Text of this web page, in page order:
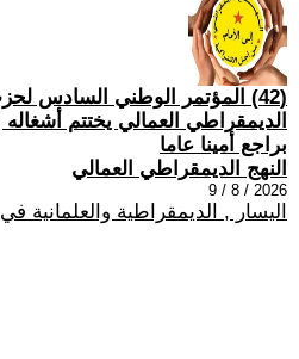
(42) المؤتمر الوطني السادس
الديمقراطي العمالي يختتم أشغاله
براجع أمينا عاما
النهج الديمقراطي العمالي
2026 / 8 / 9
اليسار , الديمقراطية والعلمانية